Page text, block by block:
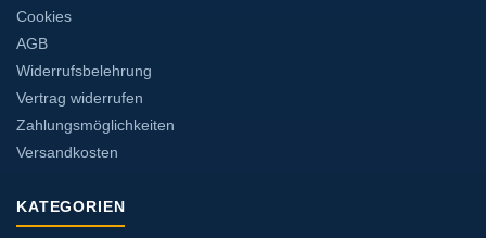
Cookies
AGB
Widerrufsbelehrung
Vertrag widerrufen
Zahlungsmöglichkeiten
Versandkosten
KATEGORIEN